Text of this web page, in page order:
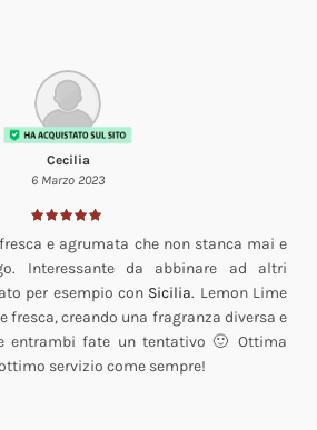
Cecilia
6 Marzo 2023
e agrumata che non stanca mai e
Interessante da abbinare ad altri
per esempio con Sicilia. Lemon Lime
fresca, creando una fragranza diversa e
entrambi fate un tentativo 🙂 Ottima
servizio come sempre!